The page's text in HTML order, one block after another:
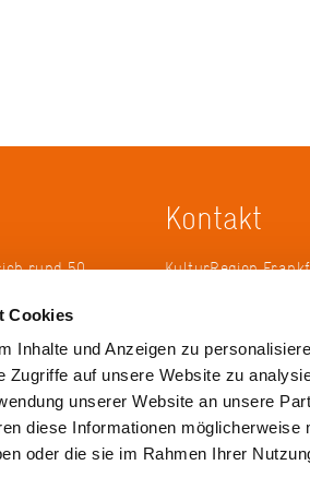
Cookies
Inhalte und Anzeigen zu
Zugriffe auf unsere Website zu
unserer Website an unsere
diese Informationen
oder die sie im Rahmen Ihrer
rund 50
2005 die
zu
Kontakt
KulturRegion
Tel.: +49 69 2577-
Fax: +49 69 2577-
E-Mail: